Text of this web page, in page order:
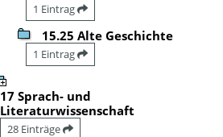
1 Eintrag
15.25 Alte Geschichte
1 Eintrag
17 Sprach- und
Literaturwissenschaft
28 Einträge